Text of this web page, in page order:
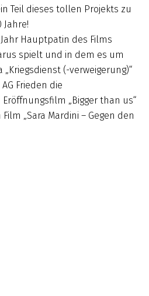
Teil dieses tollen Projekts zu
Jahre!
Jahr Hauptpatin des Films
spielt und in dem es um
(-verweigerung)“
Frieden die
„Bigger than us“
„Sara Mardini – Gegen den